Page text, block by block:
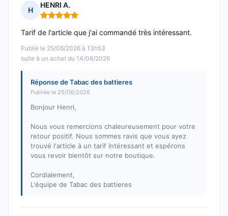
H
HENRI A.
Note : 5 sur 5
Publié le 25/06/2026 à 13h53
suite à un achat du 14/06/2026
Tarif de l'article que j'ai commandé très intéressant.
Réponse de Tabac des battieres
Publiée le 25/06/2026
Bonjour Henri,
Nous vous remercions chaleureusement pour votre
retour positif. Nous sommes ravis que vous ayez
trouvé l'article à un tarif intéressant et espérons
vous revoir bientôt sur notre boutique.
Cordialement,
L'équipe de Tabac des battieres